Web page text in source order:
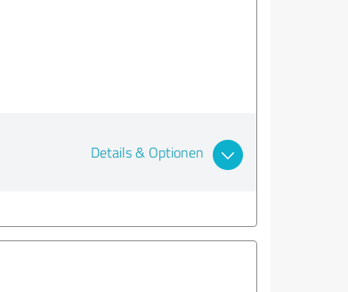
Details & Optionen